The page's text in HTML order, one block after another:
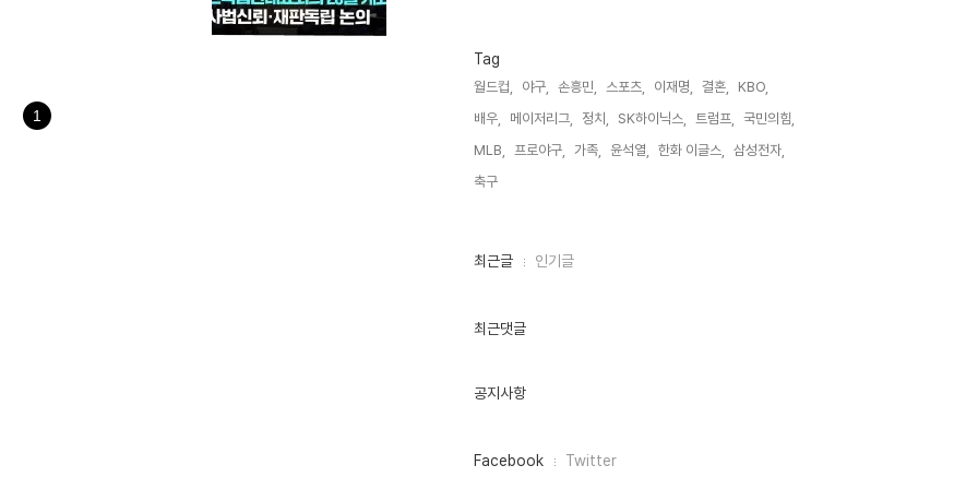
한 기회로 여겨집니다. 법관
제기하는 유감 표명의 필요성
1
Tag
월드컵, 야구, 손흥민, 스포츠, 이재명, 결혼,
KBO,
배우,
메이저리그, 정치, SK하이닉스, 트럼프,
국민의힘,
MLB,
프로야구, 가족, 윤석열, 한화 이글스,
삼성전자,
축구,
최
인
최근글 인기글
최근댓글
공지사항
페
Facebook Twitter